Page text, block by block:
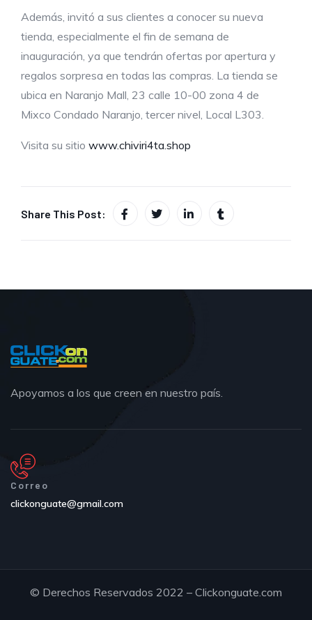
Además, invitó a sus clientes a conocer su nueva
tienda, especialmente el fin de semana de
inauguración, ya que tendrán ofertas por apertura y
regalos sorpresa en todas las compras. La tienda se
ubica en Naranjo Mall, 23 calle 10-00 zona 4 de
Mixco Condado Naranjo, tercer nivel, Local L303.
Visita su sitio www.chiviri4ta.shop
Share This Post:
Apoyamos a los que creen en nuestro país.
Correo
clickonguate@gmail.com
© Derechos Reservados 2022 – Clickonguate.com